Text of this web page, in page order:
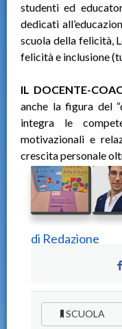
studenti ed
dedicati
scuola della felicità,
felicità e inclusione
IL DOCENTE-
anche la figura del
integra le
motivazionali e
crescita personale
di Redazione
SCUOLA